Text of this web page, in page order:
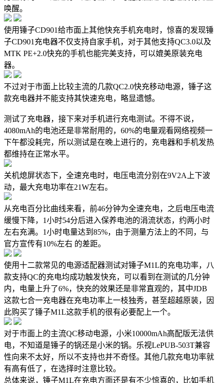
唤醒。
使用锤子CD901给市面上其他快充手机充电时，惊喜的发现锤
子CD901充电器不仅支持自家手机，对于其他支持QC3.0以及
MTK PE+2.0快充的手机也能完美支持，可以媲美原装充电
器。
不过对于市面上比较主流的几款QC2.0快充移动电源，锤子这
款充电器并不能支持其快速充电，略显遗憾。
测试了充电器，接下来对手机进行充电测试。不得不说，
4080mAh的电池还是非常耐用的，60%的电量观看网络视频一
下午都没耗完，所以测试是在晚上进行的，充电器和手机发热
都维持在正常水平。
关机熄屏状态下，全速充电时，电压电流分别在9V2A上下波
动，最大充电功率在21W左右。
从充电百分比曲线来看，前46分钟为全速充电，之后电压电流
缓慢下降，1小时54分后进入保养电池的涓流状态，约两小时
左右充满。1小时电量达到85%，由于测量方法上的不同，与
官方宣传有10%左右 的差距。
使用十二款常见的电源适配器测试对锤子M1L的充电功率，八
款支持QC的充电均成功触发快充，可以看到在测试的几分钟
内，电量上升了6%，快充的效果还是非常直观的，其中JDB
这款七合一充电器在充电功率上一枝独秀，甚至超越原装，因
此购买了锤子M1L这款手机的很有必要配上一个。
对于市面上的主流QC移动电源，小米10000mAh高配版无法供
电，不知道是锤子的锅还是小米的锅。乐视LePUB-503T兼容
性向来不太好，所以不支持也并不奇怪。其他几款充电功率就
有高有低了，在选择时注意比较。
总体来说，锤子M1L在充电方面还是有不少惊喜的，比如手机